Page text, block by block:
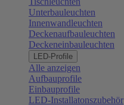
Unterbauleuchten
Innenwandleuchten
Deckenaufbauleuchten
Deckeneinbauleuchten
LED-Profile
Alle anzeigen
Aufbauprofile
Einbauprofile
LED-Installatonszubehör